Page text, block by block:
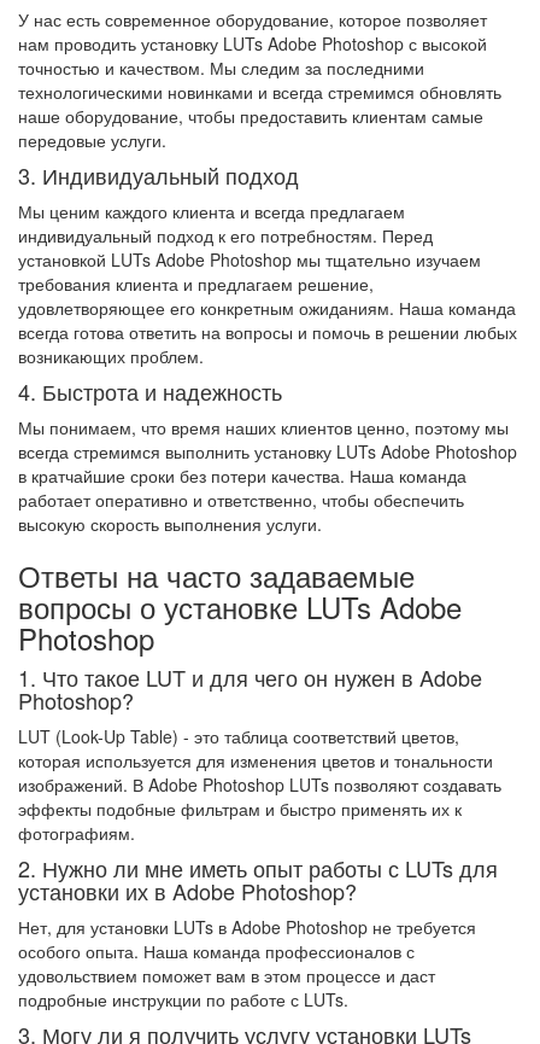
У нас есть современное оборудование, которое позволяет
нам проводить установку LUTs Adobe Photoshop с высокой
точностью и качеством. Мы следим за последними
технологическими новинками и всегда стремимся обновлять
наше оборудование, чтобы предоставить клиентам самые
передовые услуги.
3. Индивидуальный подход
Мы ценим каждого клиента и всегда предлагаем
индивидуальный подход к его потребностям. Перед
установкой LUTs Adobe Photoshop мы тщательно изучаем
требования клиента и предлагаем решение,
удовлетворяющее его конкретным ожиданиям. Наша команда
всегда готова ответить на вопросы и помочь в решении любых
возникающих проблем.
4. Быстрота и надежность
Мы понимаем, что время наших клиентов ценно, поэтому мы
всегда стремимся выполнить установку LUTs Adobe Photoshop
в кратчайшие сроки без потери качества. Наша команда
работает оперативно и ответственно, чтобы обеспечить
высокую скорость выполнения услуги.
Ответы на часто задаваемые
вопросы о установке LUTs Adobe
Photoshop
1. Что такое LUT и для чего он нужен в Adobe
Photoshop?
LUT (Look-Up Table) - это таблица соответствий цветов,
которая используется для изменения цветов и тональности
изображений. В Adobe Photoshop LUTs позволяют создавать
эффекты подобные фильтрам и быстро применять их к
фотографиям.
2. Нужно ли мне иметь опыт работы с LUTs для
установки их в Adobe Photoshop?
Нет, для установки LUTs в Adobe Photoshop не требуется
особого опыта. Наша команда профессионалов с
удовольствием поможет вам в этом процессе и даст
подробные инструкции по работе с LUTs.
3. Могу ли я получить услугу установки LUTs